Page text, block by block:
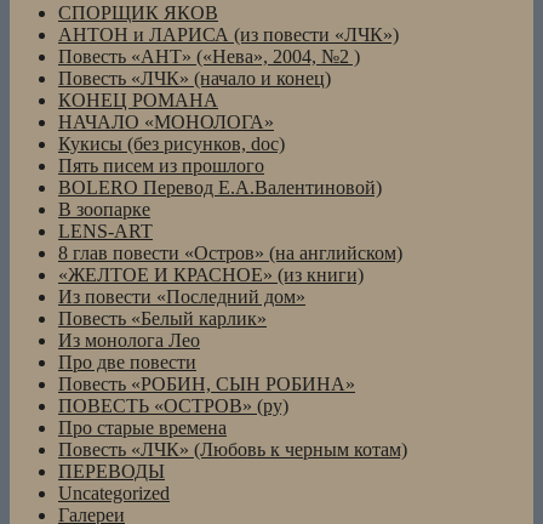
СПОРЩИК ЯКОВ
АНТОН и ЛАРИСА (из повести «ЛЧК»)
Повесть «АНТ» («Нева», 2004, №2 )
Повесть «ЛЧК» (начало и конец)
КОНЕЦ РОМАНА
НАЧАЛО «МОНОЛОГА»
Кукисы (без рисунков, doc)
Пять писем из прошлого
BOLERO Перевод Е.А.Валентиновой)
В зоопарке
LENS-ART
8 глав повести «Остров» (на английском)
«ЖЕЛТОЕ И КРАСНОЕ» (из книги)
Из повести «Последний дом»
Повесть «Белый карлик»
Из монолога Лео
Про две повести
Повесть «РОБИН, СЫН РОБИНА»
ПОВЕСТЬ «ОСТРОВ» (ру)
Про старые времена
Повесть «ЛЧК» (Любовь к черным котам)
ПЕРЕВОДЫ
Uncategorized
Галереи